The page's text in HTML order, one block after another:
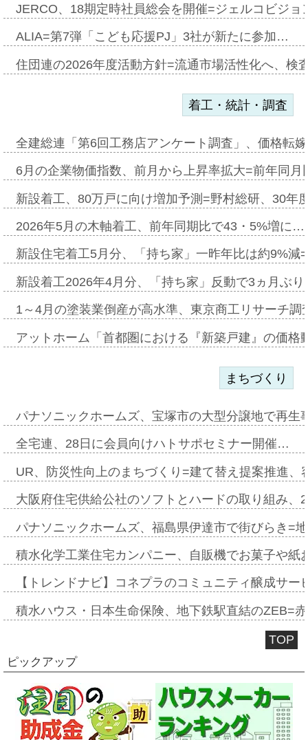
JERCO、18期定時社員総会を開催=ジェルコビジ
ALIA=第7弾「こども応援PJ」3社が新たに参加…
住団連の2026年度活動方針=流通市場活性化へ、検
着工・統計・調査
全建総連「第6回工務店アンケート調査」、価格転
6月の企業物価指数、前月から上昇率拡大=前年同
新設着工、80万戸に向け増加予測=野村総研、30年
2026年5月の木軸着工、前年同期比で43・5%増に…
新設住宅着工5月分、「持ち家」一昨年比は約9%
新設着工2026年4月分、「持ち家」反動で3ヵ月ぶ
1～4月の塗装業倒産が高水準、東京商工リサーチ
アットホーム「首都圏における『新築戸建』の価
まちづくり
パナソニックホームズ、宝塚市の大型分譲地で再
全宅連、28日に会員向けハトサポセミナー開催…
UR、防災性向上のまちづくり=建て替え提案推進
大阪府住宅供給公社のソフトとハードの取り組み
パナソニックホームズ、福島県伊達市で街びらき=
積水化学工業住宅カンパニー、自販機でお菓子や
【トレンドナビ】コネプラのコミュニティ醸成サ
積水ハウス・日本生命保険、地下鉄駅直結のZEB=
TOP
ピックアップ